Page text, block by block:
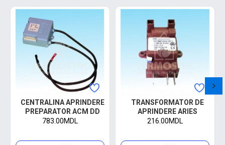
CENTRALINA APRINDERE
PREPARATOR ACM DD
783.00MDL
TRANSFORMATOR DE
APRINDERE ARIES
216.00MDL